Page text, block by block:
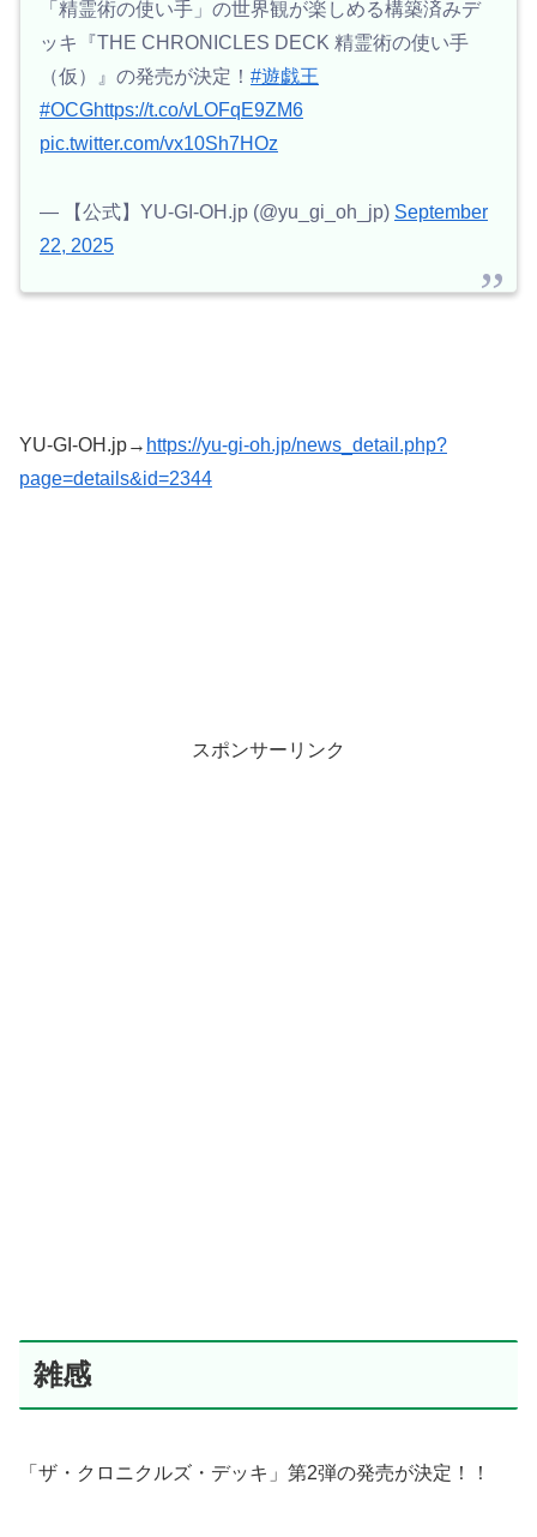
「精霊術の使い手」の世界観が楽しめる構築済みデ
ッキ『THE CHRONICLES DECK 精霊術の使い手
（仮）』の発売が決定！ #遊戯王
#OCGhttps://t.co/vLOFqE9ZM6
pic.twitter.com/vx10Sh7HOz
— 【公式】YU-GI-OH.jp (@yu_gi_oh_jp) September
22, 2025
YU-GI-OH.jp→ https://yu-gi-oh.jp/news_detail.php?
page=details&id=2344
スポンサーリンク
雑感
「ザ・クロニクルズ・デッキ」第2弾の発売が決定！！